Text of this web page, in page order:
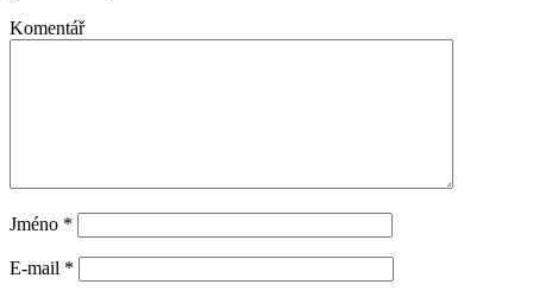
Komentář
Jméno *
E-mail *